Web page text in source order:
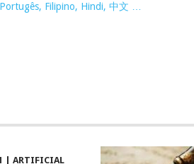
Portugês, Filipino, Hindi, 中文 …
| ARTIFICIAL